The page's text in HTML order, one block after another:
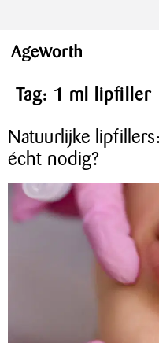
Tag: 1 ml lipfiller
Natuurlijke
écht nodig?